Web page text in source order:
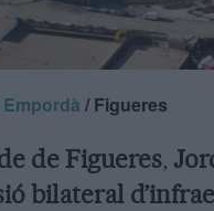
/ Figueres
de Figueres,
bilateral